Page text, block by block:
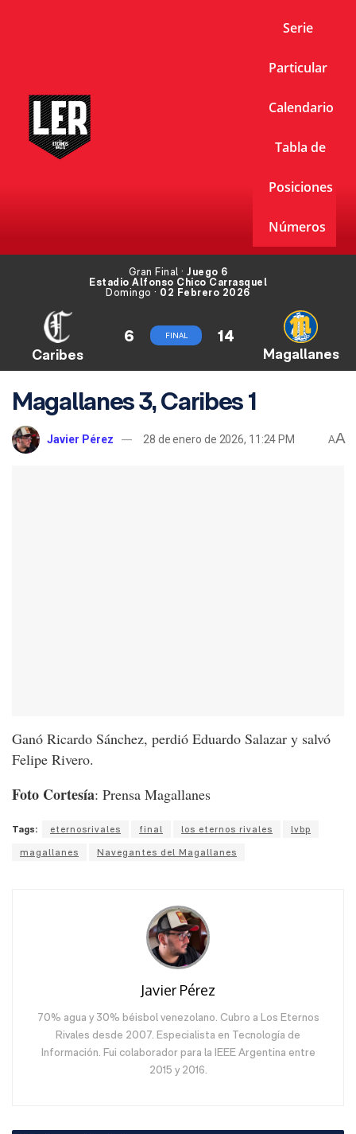
Serie
Particular
Calendario
Tabla de
Posiciones
Números
Gran Final · Juego 6
Estadio Alfonso Chico Carrasquel
Domingo · 02 Febrero 2026
Caribes
6 FINAL 14
Magallanes
Magallanes 3, Caribes 1
Javier Pérez 28 de enero de 2026, 11:24 PM AA
Ganó Ricardo Sánchez, perdió Eduardo Salazar y salvó
Felipe Rivero.
Foto Cortesía: Prensa Magallanes
Tags: eternosrivales final los eternos rivales lvbp
magallanes Navegantes del Magallanes
Javier Pérez
70% agua y 30% béisbol venezolano. Cubro a Los Eternos
Rivales desde 2007. Especialista en Tecnología de
Información. Fui colaborador para la IEEE Argentina entre
2015 y 2016.